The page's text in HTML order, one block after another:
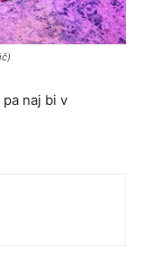
naj bi v